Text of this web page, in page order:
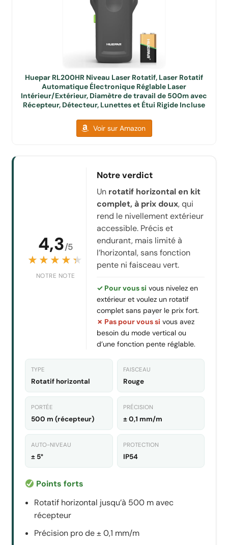
Huepar RL200HR Niveau Laser Rotatif, Laser Rotatif
Automatique Électronique Réglable Laser
Intérieur/Extérieur, Diamètre de travail de 500m avec
Récepteur, Détecteur, Lunettes et Étui Rigide Incluse
Voir sur Amazon
4,3/5
★★★★★
★★★★★
NOTRE NOTE
Notre verdict
Un rotatif horizontal en kit
complet, à prix doux, qui
rend le nivellement extérieur
accessible. Précis et
endurant, mais limité à
l’horizontal, sans fonction
pente ni faisceau vert.
✓ Pour vous si vous nivelez en
extérieur et voulez un rotatif
complet sans payer le prix fort.
✗ Pas pour vous si vous avez
besoin du mode vertical ou
d’une fonction pente réglable.
TYPE
Rotatif horizontal
FAISCEAU
Rouge
PORTÉE
500 m (récepteur)
PRÉCISION
± 0,1 mm/m
AUTO-NIVEAU
± 5°
PROTECTION
IP54
Points forts
Rotatif horizontal jusqu’à 500 m avec
récepteur
Précision pro de ± 0,1 mm/m